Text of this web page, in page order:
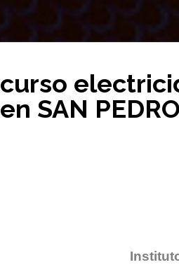
curso
en SAN